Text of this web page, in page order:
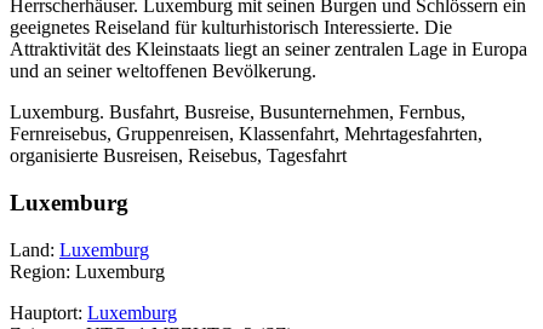
Herrscherhäuser. Luxemburg mit seinen Burgen und Schlössern ein
geeignetes Reiseland für kulturhistorisch Interessierte. Die
Attraktivität des Kleinstaats liegt an seiner zentralen Lage in Europa
und an seiner weltoffenen Bevölkerung.
Luxemburg. Busfahrt, Busreise, Busunternehmen, Fernbus,
Fernreisebus, Gruppenreisen, Klassenfahrt, Mehrtagesfahrten,
organisierte Busreisen, Reisebus, Tagesfahrt
Luxemburg
Land: Luxemburg
Region: Luxemburg
Hauptort: Luxemburg